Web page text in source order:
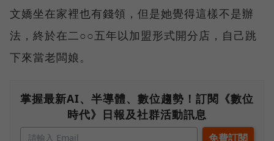
文嬌坐在家裡也有錢領，但是她覺得這樣不是辦
法，終於在二○○五年以加盟形式開分店，自己跳
下來當老闆娘。
掌握最新AI、半導體、數位趨勢！訂閱《數位
時代》日報及社群活動訊息